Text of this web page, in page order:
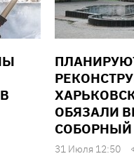
ОБЯЗАЛИ
СОБОРНЫЙ
31 Июля 12:50